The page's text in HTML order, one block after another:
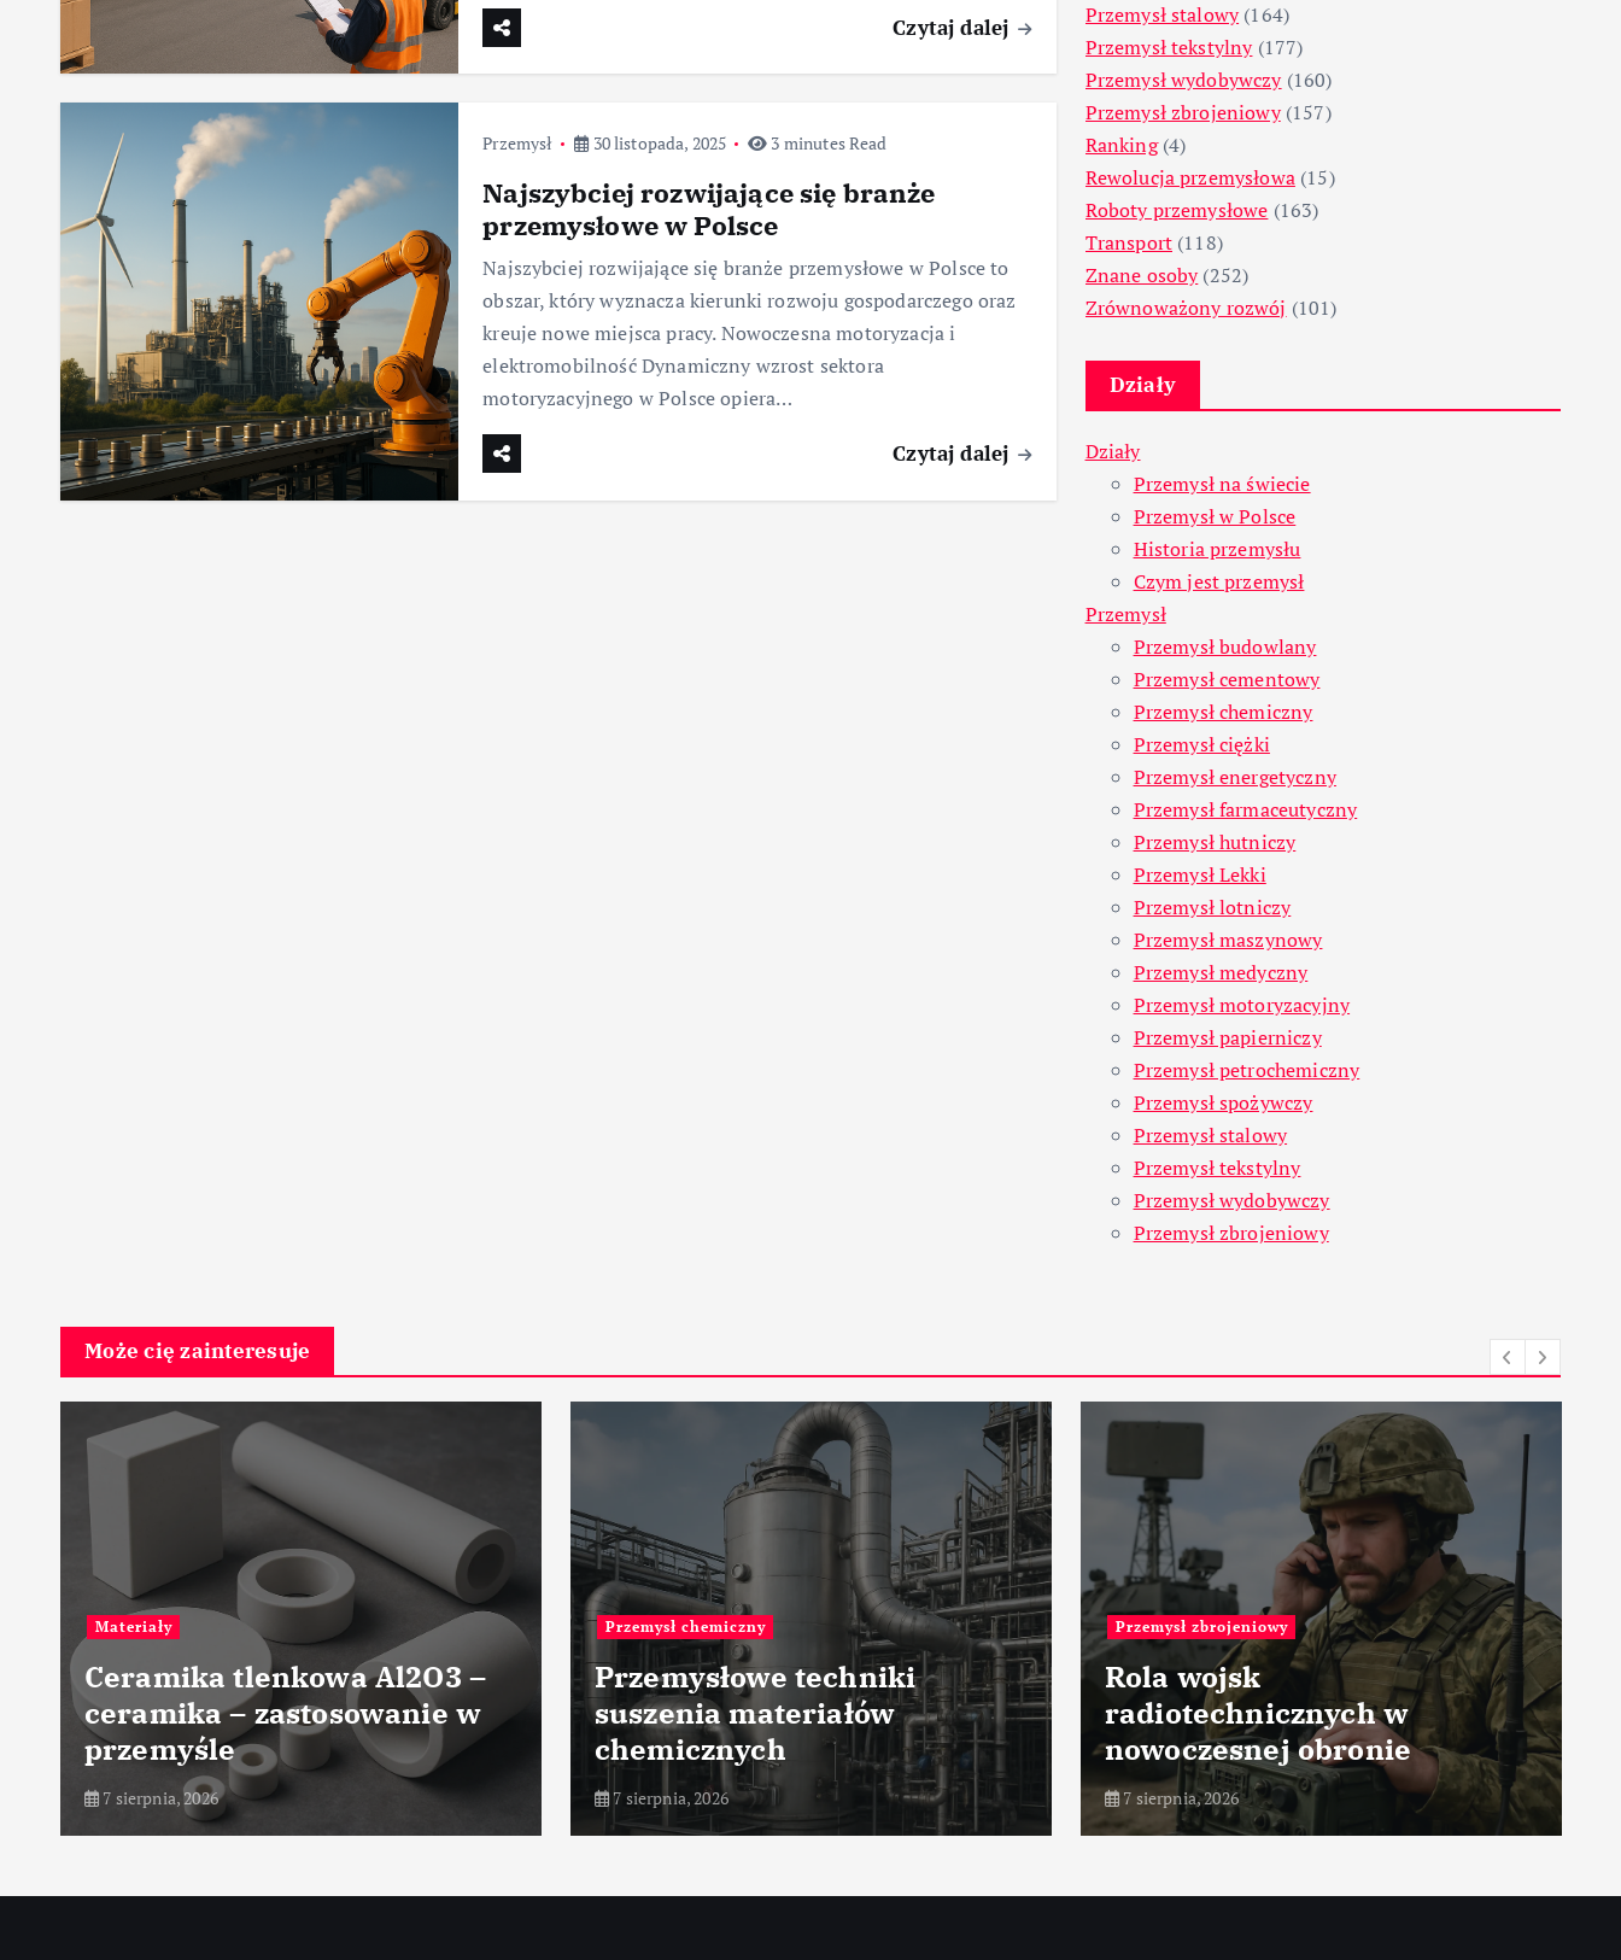
Czytaj dalej
Przemysł 30 listopada, 2025 3 minutes Read
Najszybciej rozwijające się branże
przemysłowe w Polsce
Najszybciej rozwijające się branże przemysłowe w Polsce to
obszar, który wyznacza kierunki rozwoju gospodarczego oraz
kreuje nowe miejsca pracy. Nowoczesna motoryzacja i
elektromobilność Dynamiczny wzrost sektora
motoryzacyjnego w Polsce opiera…
Czytaj dalej
Przemysł stalowy(164)
Przemysł tekstylny(177)
Przemysł wydobywczy(160)
Przemysł zbrojeniowy(157)
Ranking(4)
Rewolucja przemysłowa(15)
Roboty przemysłowe (163)
Transport (118)
Znane osoby(252)
Zrównoważony rozwój (101)
Działy
Działy
Przemysł na świecie
Przemysł w Polsce
Historia przemysłu
Czym jest przemysł
Przemysł
Przemysł budowlany
Przemysł cementowy
Przemysł chemiczny
Przemysł ciężki
Przemysł energetyczny
Przemysł farmaceutyczny
Przemysł hutniczy
Przemysł Lekki
Przemysł lotniczy
Przemysł maszynowy
Przemysł medyczny
Przemysł motoryzacyjny
Przemysł papierniczy
Przemysł petrochemiczny
Przemysł spożywczy
Przemysł stalowy
Przemysł tekstylny
Przemysł wydobywczy
Przemysł zbrojeniowy
Może cię zainteresuje
Przemysł chemiczny
Przemysłowe techniki
suszenia materiałów
chemicznych
7 sierpnia, 2026
Przemysł zbrojeniowy
Rola wojsk
radiotechnicznych w
nowoczesnej obronie
7 sierpnia, 2026
Przemysł medyczny
Technologie optyczne w
tomografii
7 sierpnia, 2026